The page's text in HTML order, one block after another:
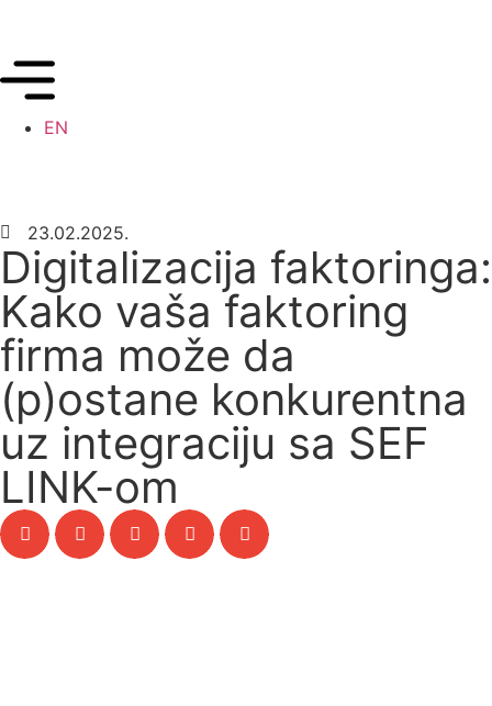
EN
23.02.2025.
Digitalizacija faktoringa:
Kako vaša faktoring
firma može da
(p)ostane konkurentna
uz integraciju sa SEF
LINK-om